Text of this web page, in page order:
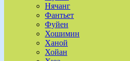
Нячанг
Фантьет
Фуйен
Хошимин
Ханой
Хойан